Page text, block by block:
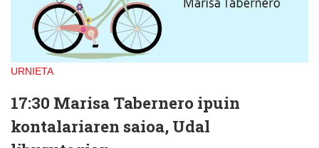
URNIETA
17:30 Marisa Tabernero ipuin
kontalariaren saioa, Udal